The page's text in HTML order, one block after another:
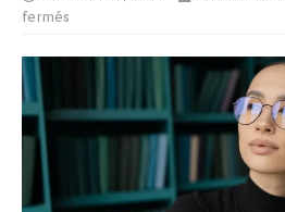
fermés